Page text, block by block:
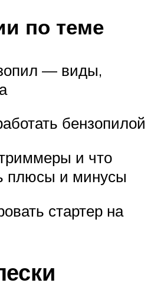
по теме
— виды,
бензопилой
и что
плюсы и минусы
стартер на